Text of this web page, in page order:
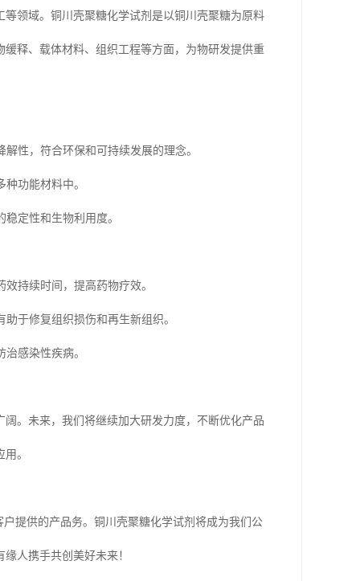
领域。铜川壳聚糖化学试剂是以铜川壳聚糖为原料
释、载体材料、组织工程等方面，为物研发提供重
性，符合环保和可持续发展的理念。
功能材料中。
定性和生物利用度。
持续时间，提高药物疗效。
于修复组织损伤和再生新组织。
感染性疾病。
。未来，我们将继续加大研发力度，不断优化产品
。
提供的产品务。铜川壳聚糖化学试剂将成为我们公
人携手共创美好未来！